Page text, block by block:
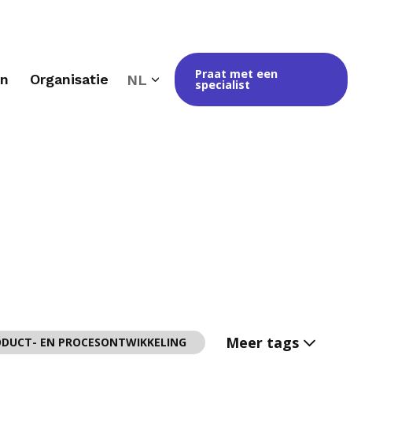
Organisatie NL Praat met een
specialist
EN PROCESONTWIKKELING Meer tags